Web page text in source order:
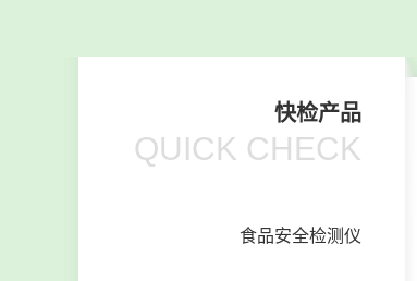
快检产品
QUICK CHECK
食品安全检测仪